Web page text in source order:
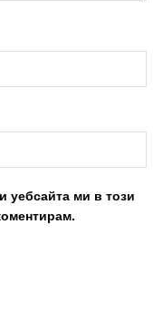
уебсайта ми в този